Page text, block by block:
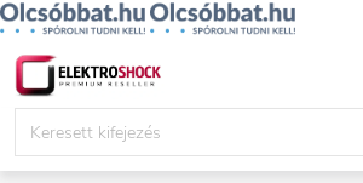
Ugrás